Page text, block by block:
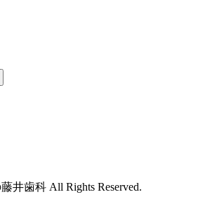
井歯科 All Rights Reserved.